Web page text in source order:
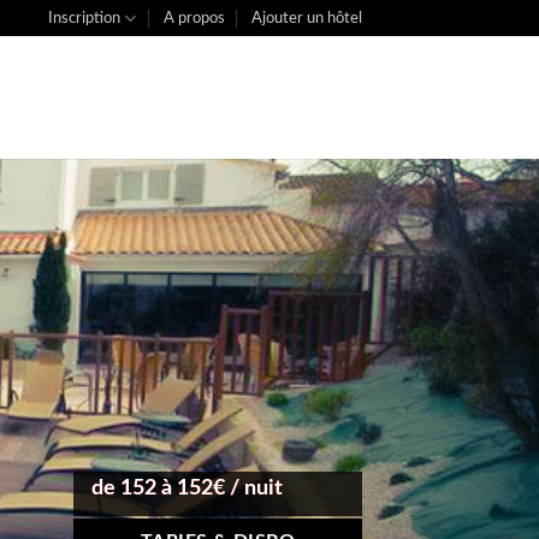
Inscription A propos Ajouter un hôtel
de 152 à 152€ / nuit